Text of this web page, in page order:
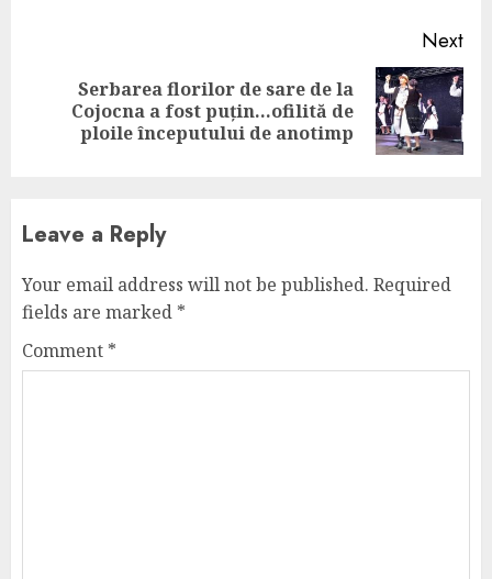
Next
Next
Serbarea florilor de sare de la
Cojocna a fost puțin…ofilită de
ploile începutului de anotimp
Leave a Reply
Your email address will not be published. Required
fields are marked *
Comment *